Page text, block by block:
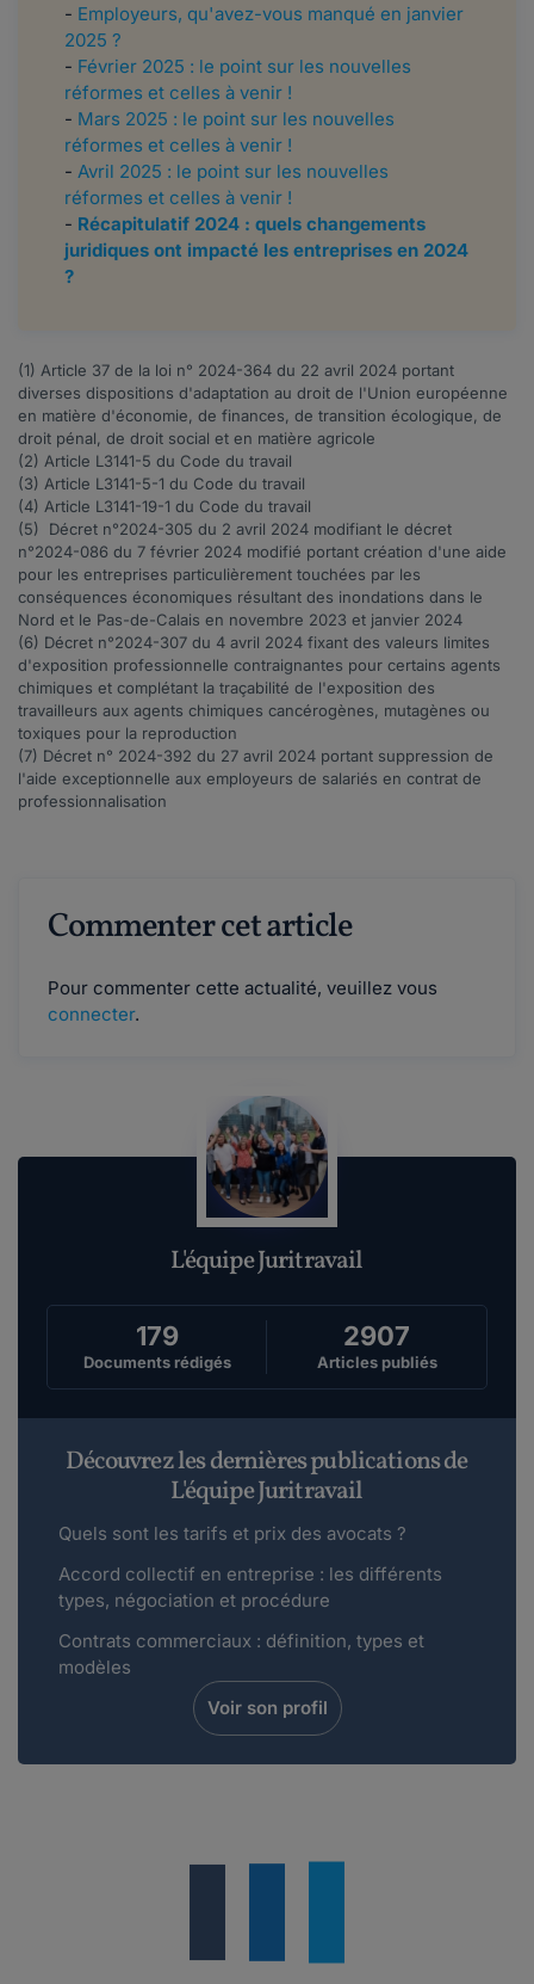
- Employeurs, qu'avez-vous manqué en janvier
2025 ?
- Février 2025 : le point sur les nouvelles
réformes et celles à venir !
- Mars 2025 : le point sur les nouvelles
réformes et celles à venir !
- Avril 2025 : le point sur les nouvelles
réformes et celles à venir !
- Récapitulatif 2024 : quels changements
juridiques ont impacté les entreprises en 2024
?
(1) Article 37 de la loi n° 2024-364 du 22 avril 2024 portant
diverses dispositions d'adaptation au droit de l'Union européenne
en matière d'économie, de finances, de transition écologique, de
droit pénal, de droit social et en matière agricole
(2) Article L3141-5 du Code du travail
(3) Article L3141-5-1 du Code du travail
(4) Article L3141-19-1 du Code du travail
(5) Décret n°2024-305 du 2 avril 2024 modifiant le décret
n°2024-086 du 7 février 2024 modifié portant création d'une aide
pour les entreprises particulièrement touchées par les
conséquences économiques résultant des inondations dans le
Nord et le Pas-de-Calais en novembre 2023 et janvier 2024
(6) Décret n°2024-307 du 4 avril 2024 fixant des valeurs limites
d'exposition professionnelle contraignantes pour certains agents
chimiques et complétant la traçabilité de l'exposition des
travailleurs aux agents chimiques cancérogènes, mutagènes ou
toxiques pour la reproduction
(7) Décret n° 2024-392 du 27 avril 2024 portant suppression de
l'aide exceptionnelle aux employeurs de salariés en contrat de
professionnalisation
Commenter cet article
Pour commenter cette actualité, veuillez vous
connecter.
L'équipe Juritravail
179
Documents rédigés
2907
Articles publiés
Découvrez les dernières publications de
L'équipe Juritravail
Quels sont les tarifs et prix des avocats ?
Accord collectif en entreprise : les différents
types, négociation et procédure
Contrats commerciaux : définition, types et
modèles
Voir son profil